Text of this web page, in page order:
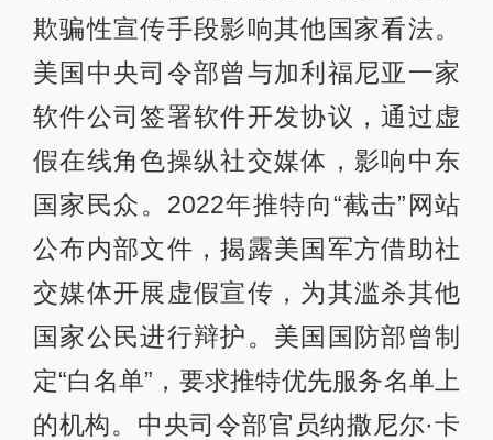
欺骗性宣传手段影响其他国家看法。
美国中央司令部曾与加利福尼亚一家
软件公司签署软件开发协议，通过虚
假在线角色操纵社交媒体，影响中东
国家民众。2022年推特向“截击”网站
公布内部文件，揭露美国军方借助社
交媒体开展虚假宣传，为其滥杀其他
国家公民进行辩护。美国国防部曾制
定“白名单”，要求推特优先服务名单上
的机构。中央司令部官员纳撒尼尔·卡